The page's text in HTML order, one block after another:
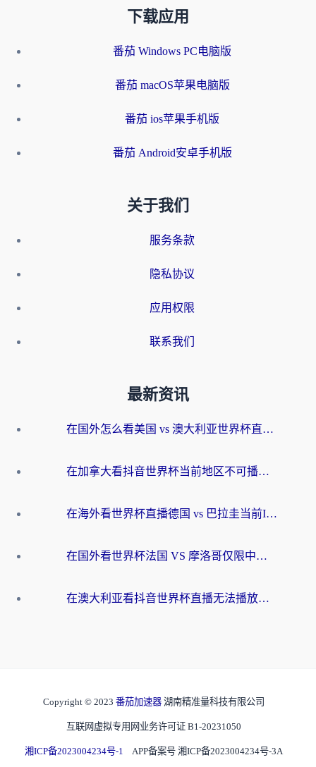
下载应用
番茄 Windows PC电脑版
番茄 macOS苹果电脑版
番茄 ios苹果手机版
番茄 Android安卓手机版
关于我们
服务条款
隐私协议
应用权限
联系我们
最新资讯
在国外怎么看美国 vs 澳大利亚世界杯直播？海外党必藏的中文解说观赛指南
在加拿大看抖音世界杯当前地区不可播放？海外党体育观赛终极指南
在海外看世界杯直播德国 vs 巴拉圭当前IP受限制？这篇指南帮你轻松解决地区限制
在国外看世界杯法国 VS 摩洛哥仅限中国大陆？别让地域限制拦下你的欢呼
在澳大利亚看抖音世界杯直播无法播放？海外党体育观赛终极指南来了！
Copyright © 2023 番茄加速器 湖南精准量科技有限公司
互联网虚拟专用网业务许可证 B1-20231050
湘ICP备2023004234号-1 APP备案号 湘ICP备2023004234号-3A